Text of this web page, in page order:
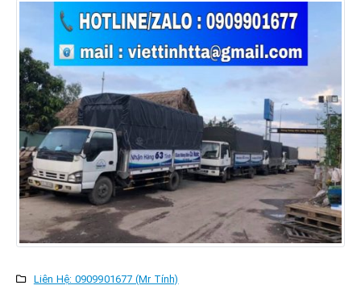
Liên Hệ: 0909901677 (Mr Tính)